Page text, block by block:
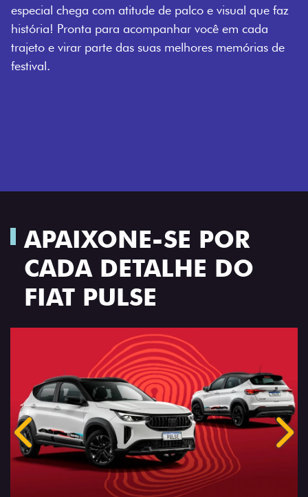
de palco e visual que faz
você em cada
suas melhores memórias de
APAIXONE-SE POR
CADA DETALHE DO
FIAT PULSE
Anterior